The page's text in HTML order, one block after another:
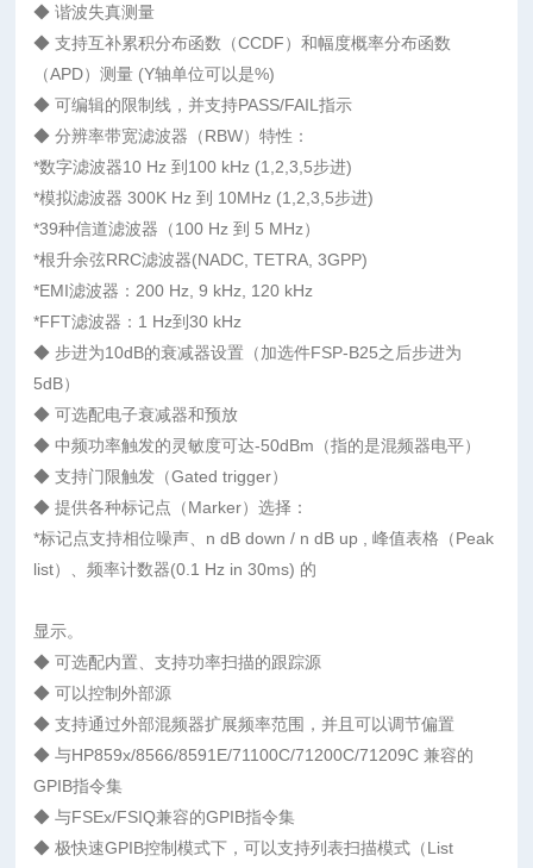
◆ 谐波失真测量
◆ 支持互补累积分布函数（CCDF）和幅度概率分布函数
（APD）测量 (Y轴单位可以是%)
◆ 可编辑的限制线，并支持PASS/FAIL指示
◆ 分辨率带宽滤波器（RBW）特性：
*数字滤波器10 Hz 到100 kHz (1,2,3,5步进)
*模拟滤波器 300K Hz 到 10MHz (1,2,3,5步进)
*39种信道滤波器（100 Hz 到 5 MHz）
*根升余弦RRC滤波器(NADC, TETRA, 3GPP)
*EMI滤波器：200 Hz, 9 kHz, 120 kHz
*FFT滤波器：1 Hz到30 kHz
◆ 步进为10dB的衰减器设置（加选件FSP-B25之后步进为
5dB）
◆ 可选配电子衰减器和预放
◆ 中频功率触发的灵敏度可达-50dBm（指的是混频器电平）
◆ 支持门限触发（Gated trigger）
◆ 提供各种标记点（Marker）选择：
*标记点支持相位噪声、n dB down / n dB up , 峰值表格（Peak
list）、频率计数器(0.1 Hz in 30ms) 的
显示。
◆ 可选配内置、支持功率扫描的跟踪源
◆ 可以控制外部源
◆ 支持通过外部混频器扩展频率范围，并且可以调节偏置
◆ 与HP859x/8566/8591E/71100C/71200C/71209C 兼容的
GPIB指令集
◆ 与FSEx/FSIQ兼容的GPIB指令集
◆ 极快速GPIB控制模式下，可以支持列表扫描模式（List